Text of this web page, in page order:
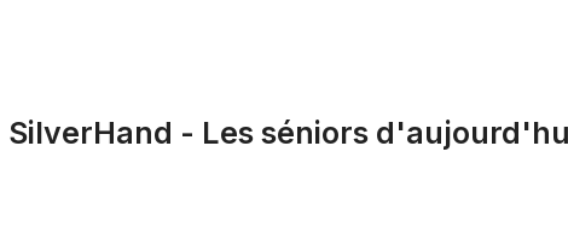
SilverHand - Les séniors